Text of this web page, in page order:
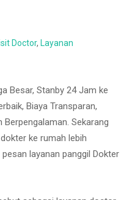
Doctor, Layanan
Besar, Stanby 24 Jam ke
Biaya Transparan,
Sekarang
ke rumah lebih
layanan panggil Dokter